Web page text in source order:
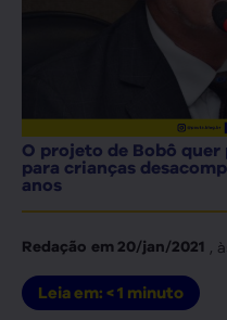
O projeto de Bobô
para crianças
anos
Redação em20/jan/2021 ,
Leia em: < 1 minuto